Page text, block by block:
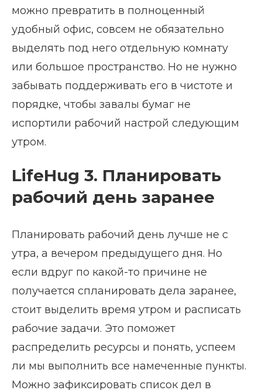
можно превратить в полноценный
удобный офис, совсем не обязательно
выделять под него отдельную комнату
или большое пространство. Но не нужно
забывать поддерживать его в чистоте и
порядке, чтобы завалы бумаг не
испортили рабочий настрой следующим
утром.
LifeHug 3. Планировать
рабочий день заранее
Планировать рабочий день лучше не с
утра, а вечером предыдущего дня. Но
если вдруг по какой-то причине не
получается спланировать дела заранее,
стоит выделить время утром и расписать
рабочие задачи. Это поможет
распределить ресурсы и понять, успеем
ли мы выполнить все намеченные пункты.
Можно зафиксировать список дел в